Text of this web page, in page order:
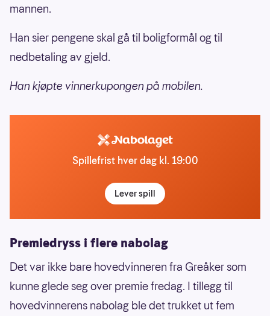
mannen.
Han sier pengene skal gå til boligformål og til
nedbetaling av gjeld.
Han kjøpte vinnerkupongen på mobilen.
Spillefrist hver dag kl. 19:00
Lever spill
Premiedryss i flere nabolag
Det var ikke bare hovedvinneren fra Greåker som
kunne glede seg over premie fredag. I tillegg til
hovedvinnerens nabolag ble det trukket ut fem